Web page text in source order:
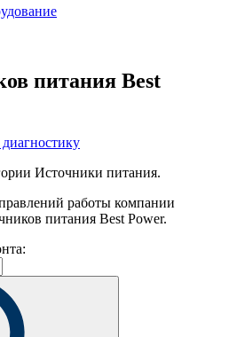
питания Best
Источники питания.
работы компании
питания Best Power.